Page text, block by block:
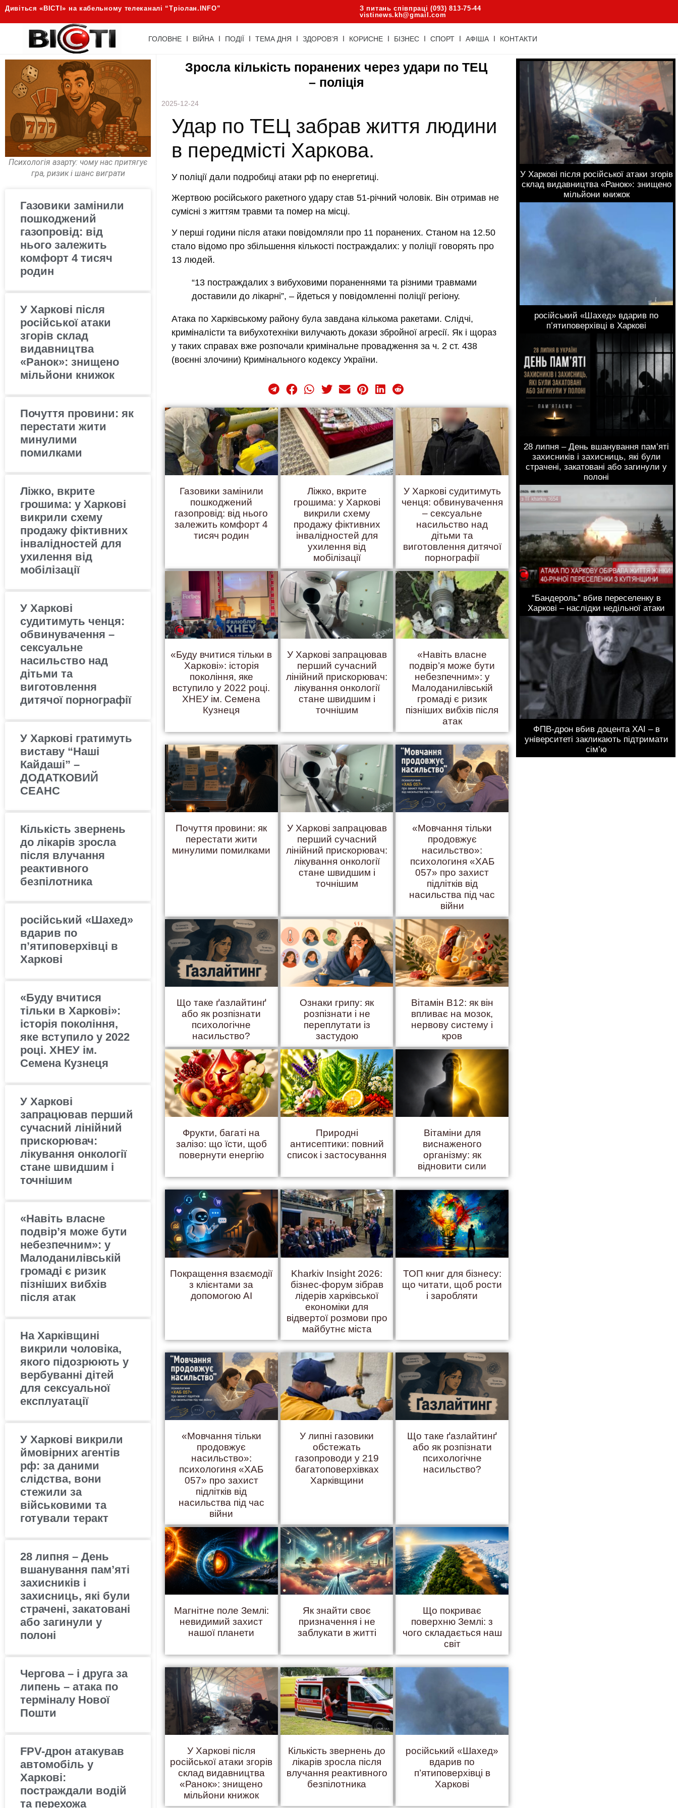
Дивіться «ВІСТІ» на кабельному телеканалі “Трiолан.INFO”
З питань співпраці (093) 813-75-44
vistinews.kh@gmail.com
ГОЛОВНЕ ВІЙНА ПОДІЇ ТЕМА ДНЯ ЗДОРОВ’Я КОРИСНЕ БІЗНЕС СПОРТ АФІША КОНТАКТИ
Психологія азарту: чому нас притягує
гра, ризик і шанс виграти
Газовики замінили
пошкоджений
газопровід: від
нього залежить
комфорт 4 тисяч
родин
У Харкові після
російської атаки
згорів склад
видавництва
«Ранок»: знищено
мільйони книжок
Почуття провини: як
перестати жити
минулими
помилками
Ліжко, вкрите
грошима: у Харкові
викрили схему
продажу фіктивних
інвалідностей для
ухилення від
мобілізації
У Харкові
судитимуть ченця:
обвинувачення –
сексуальне
насильство над
дітьми та
виготовлення
дитячої порнографії
У Харкові гратимуть
виставу “Наші
Кайдаші” –
ДОДАТКОВИЙ
СЕАНС
Кількість звернень
до лікарів зросла
після влучання
реактивного
безпілотника
російський «Шахед»
вдарив по
п’ятиповерхівці в
Харкові
«Буду вчитися
тільки в Харкові»:
історія покоління,
яке вступило у 2022
році. ХНЕУ ім.
Семена Кузнеця
У Харкові
запрацював перший
сучасний лінійний
прискорювач:
лікування онкології
стане швидшим і
точнішим
«Навіть власне
подвір’я може бути
небезпечним»: у
Малоданилівській
громаді є ризик
пізніших вибхів
після атак
На Харківщині
викрили чоловіка,
якого підозрюють у
вербуванні дітей
для сексуальної
експлуатації
У Харкові викрили
ймовірних агентів
рф: за даними
слідства, вони
стежили за
військовими та
готували теракт
28 липня – День
вшанування пам’яті
захисників і
захисниць, які були
страчені, закатовані
або загинули у
полоні
Чергова – і друга за
липень – атака по
терміналу Нової
Пошти
FPV-дрон атакував
автомобіль у
Харкові:
постраждали водій
та перехожа
Зросла кількість поранених через удари по ТЕЦ
– поліція
2025-12-24
Удар по ТЕЦ забрав життя людини
в передмісті Харкова.
У поліції дали подробиці атаки рф по енергетиці.
Жертвою російського ракетного удару став 51-річний чоловік. Він отримав не
сумісні з життям травми та помер на місці.
У перші години після атаки повідомляли про 11 поранених. Станом на 12.50
стало відомо про збільшення кількості постраждалих: у поліції говорять про
13 людей.
“13 постраждалих з вибуховими пораненнями та різними травмами
доставили до лікарні”, – йдеться у повідомленні поліції регіону.
Атака по Харківському району була завдана кількома ракетами. Слідчі,
криміналісти та вибухотехніки вилучають докази збройної агресії. Як і щораз
у таких справах вже розпочали кримінальне провадження за ч. 2 ст. 438
(воєнні злочини) Кримінального кодексу України.
Газовики замінили
пошкоджений
газопровід: від нього
залежить комфорт 4
тисяч родин
Ліжко, вкрите
грошима: у Харкові
викрили схему
продажу фіктивних
інвалідностей для
ухилення від
мобілізації
У Харкові судитимуть
ченця: обвинувачення
– сексуальне
насильство над
дітьми та
виготовлення дитячої
порнографії
«Буду вчитися тільки в
Харкові»: історія
покоління, яке
вступило у 2022 році.
ХНЕУ ім. Семена
Кузнеця
У Харкові запрацював
перший сучасний
лінійний прискорювач:
лікування онкології
стане швидшим і
точнішим
«Навіть власне
подвір’я може бути
небезпечним»: у
Малоданилівській
громаді є ризик
пізніших вибхів після
атак
Почуття провини: як
перестати жити
минулими помилками
У Харкові запрацював
перший сучасний
лінійний прискорювач:
лікування онкології
стане швидшим і
точнішим
«Мовчання тільки
продовжує
насильство»:
психологиня «ХАБ
057» про захист
підлітків від
насильства під час
війни
Що таке ґазлайтинґ
або як розпізнати
психологічне
насильство?
Ознаки грипу: як
розпізнати і не
переплутати із
застудою
Вітамін B12: як він
впливає на мозок,
нервову систему і
кров
Фрукти, багаті на
залізо: що їсти, щоб
повернути енергію
Природні
антисептики: повний
список і застосування
Вітаміни для
виснаженого
організму: як
відновити сили
Покращення взаємодії
з клієнтами за
допомогою AI
Kharkiv Insight 2026:
бізнес-форум зібрав
лідерів харківської
економіки для
відвертої розмови про
майбутнє міста
ТОП книг для бізнесу:
що читати, щоб рости
і заробляти
«Мовчання тільки
продовжує
насильство»:
психологиня «ХАБ
057» про захист
підлітків від
насильства під час
війни
У липні газовики
обстежать
газопроводи у 219
багатоповерхівках
Харківщини
Що таке ґазлайтинґ
або як розпізнати
психологічне
насильство?
Магнітне поле Землі:
невидимий захист
нашої планети
Як знайти своє
призначення і не
заблукати в житті
Що покриває
поверхню Землі: з
чого складається наш
світ
У Харкові після
російської атаки згорів
склад видавництва
«Ранок»: знищено
мільйони книжок
Кількість звернень до
лікарів зросла після
влучання реактивного
безпілотника
російський «Шахед»
вдарив по
п’ятиповерхівці в
Харкові
У Харкові після російської атаки згорів
склад видавництва «Ранок»: знищено
мільйони книжок
російський «Шахед» вдарив по
п’ятиповерхівці в Харкові
28 липня – День вшанування пам’яті
захисників і захисниць, які були
страчені, закатовані або загинули у
полоні
“Бандероль” вбив переселенку в
Харкові – наслідки недільної атаки
ФПВ-дрон вбив доцента ХАІ – в
університеті закликають підтримати
сім’ю